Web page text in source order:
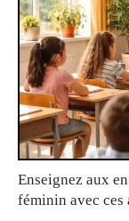
Enseignez aux
féminin avec ces